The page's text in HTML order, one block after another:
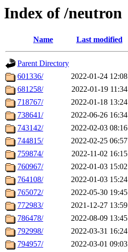
Index of /neutron
Name Last modified
Parent Directory
601336/
2022-01-24 12:08
681258/
2022-01-19 11:34
718767/
2022-01-18 13:24
738641/
2022-06-26 16:34
743142/
2022-02-03 08:16
744815/
2022-02-25 06:57
759874/
2022-11-02 16:15
760967/
2022-01-03 15:02
764108/
2022-01-03 15:24
765072/
2022-05-30 19:45
772983/
2021-12-27 13:59
786478/
2022-08-09 13:45
792998/
2022-03-31 16:24
794957/
2022-03-01 09:03